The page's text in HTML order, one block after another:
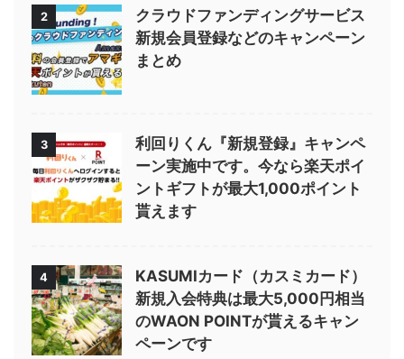
2
クラウドファンディングサービス
新規会員登録などのキャンペーン
まとめ
3
利回りくん『新規登録』キャンペ
ーン実施中です。今なら楽天ポイ
ントギフトが最大1,000ポイント
貰えます
4
KASUMIカード（カスミカード）
新規入会特典は最大5,000円相当
のWAON POINTが貰えるキャン
ペーンです